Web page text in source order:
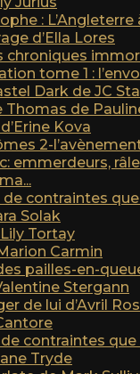
: L’Angleterre
d’Ella Lores
chroniques
tome 1 :
Dark de JC
Thomas de
Kova
2-
emmerdeurs,
de contraintes que
Solak
Tortay
Carmin
pailles-en-
Stergann
de lui d’Avril
contraintes que
Tryde